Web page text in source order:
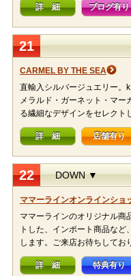
詳 細 ブログ有り
21
CARMEL BY THE SEA
直輸入シルバージュエリー。
メラルド・ガーネット・マー
る繊細なデザインをセレクト
詳 細 店舗有り
22 DOWN ▼
ママーラインオンラインショ
ママーラインのオリジナル商
トした、インポート商品な
します。ご来店お待ちしてお
詳 細 特典有り